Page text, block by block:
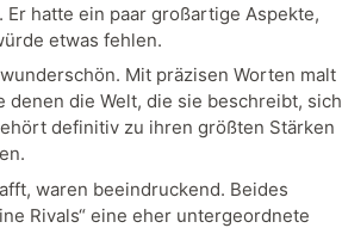
hatte ein paar großartige Aspekte,
etwas fehlen.
Mit präzisen Worten malt
denen die Welt, die sie beschreibt, sich
definitiv zu ihren größten Stärken
waren beeindruckend. Beides
Rivals“ eine eher untergeordnete